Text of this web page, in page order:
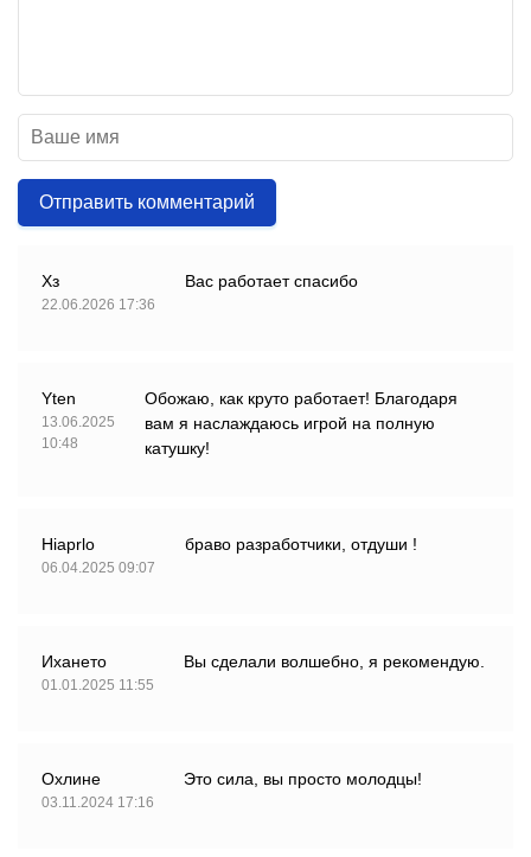
Отправить комментарий
Хз
22.06.2026 17:36
Вас работает спасибо
Yten
13.06.2025
10:48
Обожаю, как круто работает! Благодаря
вам я наслаждаюсь игрой на полную
катушку!
Hiaprlo
06.04.2025 09:07
браво разработчики, отдуши !
Ихането
01.01.2025 11:55
Вы сделали волшебно, я рекомендую.
Охлине
03.11.2024 17:16
Это сила, вы просто молодцы!